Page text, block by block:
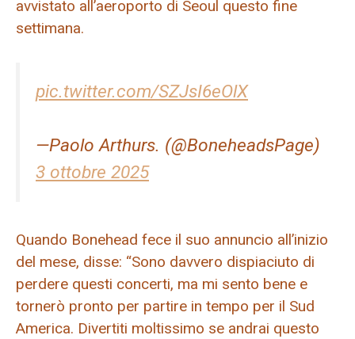
avvistato all’aeroporto di Seoul questo fine
settimana.
pic.twitter.com/SZJsI6eOlX
—Paolo Arthurs. (@BoneheadsPage)
3 ottobre 2025
Quando Bonehead fece il suo annuncio all’inizio
del mese, disse: “Sono davvero dispiaciuto di
perdere questi concerti, ma mi sento bene e
tornerò pronto per partire in tempo per il Sud
America. Divertiti moltissimo se andrai questo